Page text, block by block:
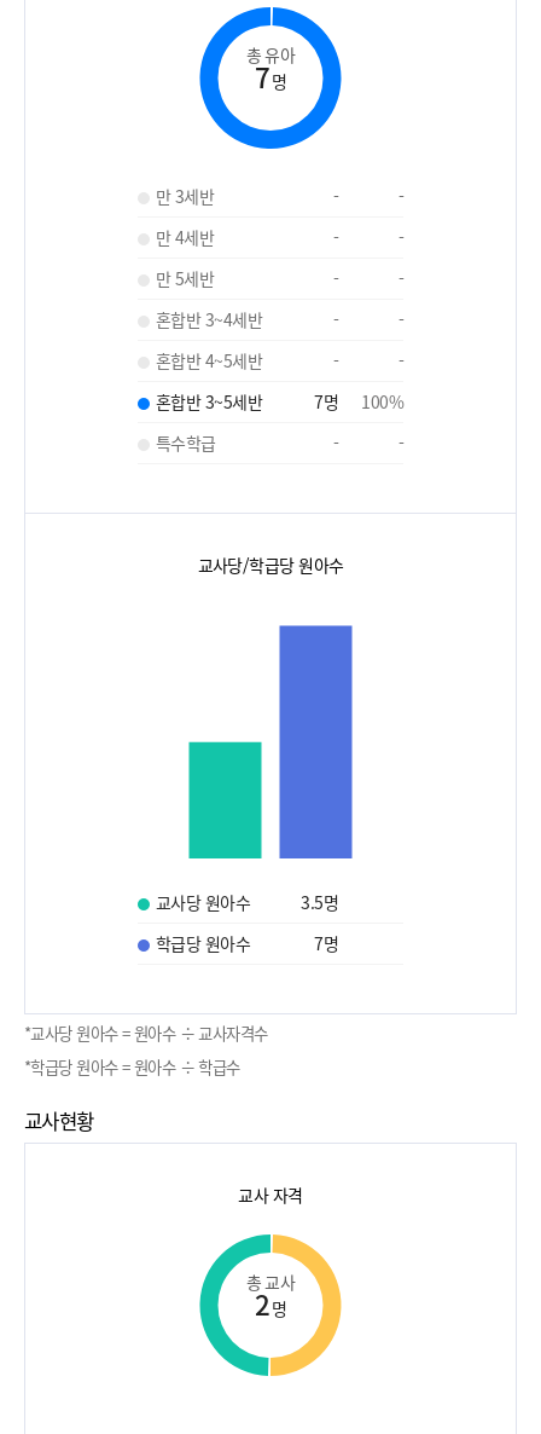
총 유아
7명
만 3세반 -
-
만 4세반
-
-
만 5세반
-
-
혼합반 3~4세반
-
-
혼합반 4~5세반
-
-
혼합반 3~5세반
7명 100%
특수학급
- -
교사당/학급당 원아수
교사당 원아수 3.5명
학급당 원아수
7명
*교사당 원아수 = 원아수 ÷ 교사자격수
*학급당 원아수 = 원아수 ÷ 학급수
교사현황
교사 자격
총 교사
2명